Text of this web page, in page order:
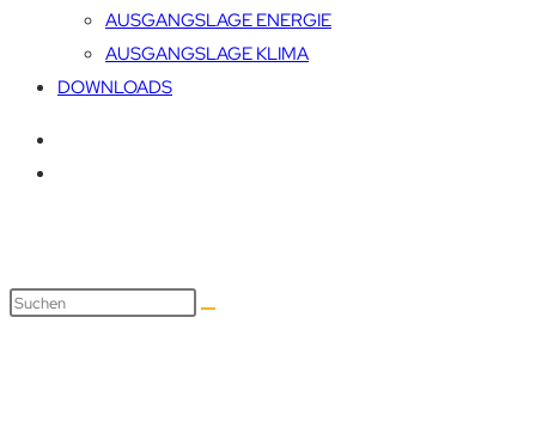
AUSGANGSLAGE ENERGIE
AUSGANGSLAGE KLIMA
DOWNLOADS